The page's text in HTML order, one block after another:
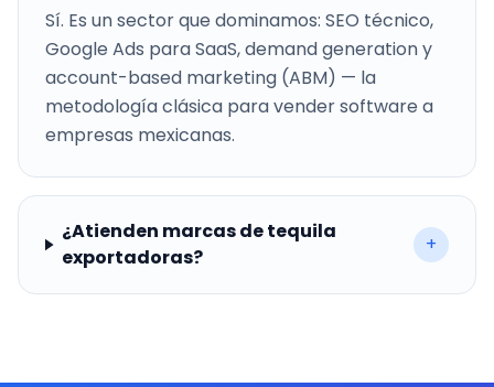
Sí. Es un sector que dominamos: SEO técnico,
Google Ads para SaaS, demand generation y
account-based marketing (ABM) — la
metodología clásica para vender software a
empresas mexicanas.
¿Atienden marcas de tequila
exportadoras?
+